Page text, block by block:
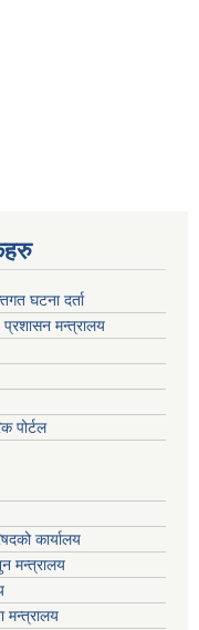
घटना दर्ता
प्रशासन मन्त्रालय
पोर्टल
कार्यालय
मन्त्रालय
मन्त्रालय